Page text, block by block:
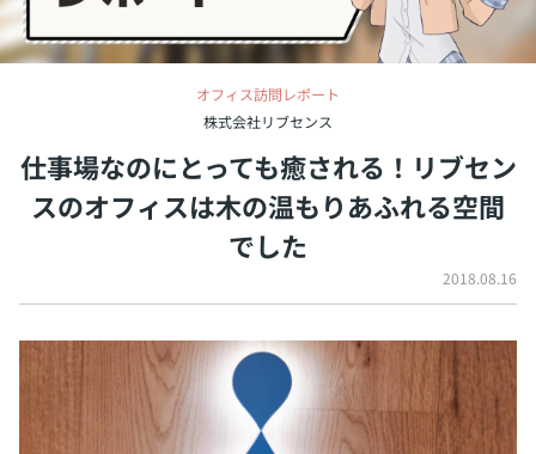
求人検索
本選考
新卒エージェント
就活成功ガイド
講座一覧
4択課題
リファレンス
プラン
個人向けプラン
スキルチェック
SQL
再チャレンジ結果一覧
メディア
オフィス訪問レポート
株式会社リブセンス
仕事場なのにとっても癒される！ リブセン
スのオフィスは木の温もりあふれる空間
でした
2018.08.16